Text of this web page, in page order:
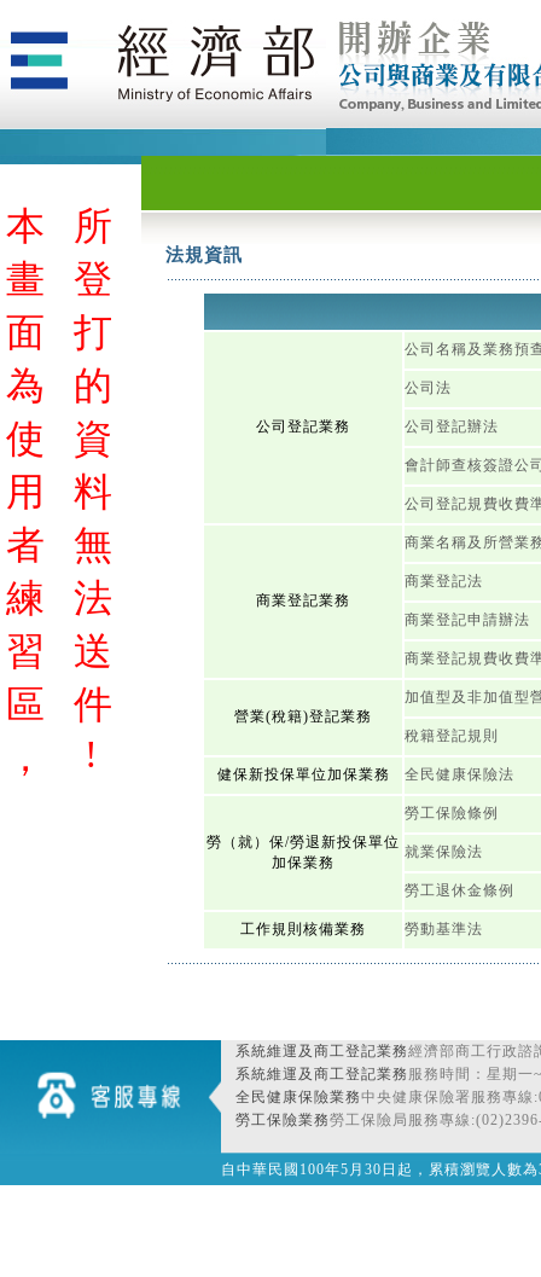
本
畫
面
為
使
用
者
練
習
區
，
所
登
打
的
資
料
無
法
送
件
!
法規資訊
公司登記業務
公司名稱及業務預
公司法
公司登記辦法
會計師查核簽證公
公司登記規費收費
商業登記業務
商業名稱及所營業
商業登記法
商業登記申請辦法
商業登記規費收費
營業(稅籍)登記業務
加值型及非加值型
稅籍登記規則
健保新投保單位加保業務 全民健康保險法
勞（就）保/勞退新投保單位
加保業務
勞工保險條例
就業保險法
勞工退休金條例
工作規則核備業務 勞動基準法
系統維運及商工登記業務經濟部商工行
系統維運及商工登記業務 服務時間：星期一
全民健康保險業務中央健康保險署服務專線
勞工保險業務勞工保險局服務專線
自中華民國100年5月30日起，累積瀏覽人數